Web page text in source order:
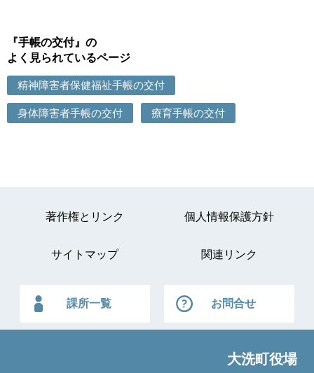
『手帳の交付』の
よく見られているページ
精神障害者保健福祉手帳の交付
身体障害者手帳の交付 療育手帳の交付
著作権とリンク 個人情報保護方針
サイトマップ 関連リンク
課所一覧 お問合せ
大洗町役場